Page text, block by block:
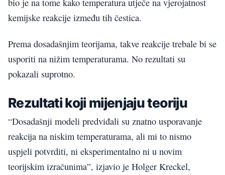
kemijske reakcije između tih čestica.
Prema dosadašnjim teorijama, takve reakcije trebale bi se
usporiti na nižim temperaturama. No rezultati su
pokazali suprotno.
Rezultati koji mijenjaju teoriju
“Dosadašnji modeli predviđali su znatno usporavanje
reakcija na niskim temperaturama, ali mi to nismo
uspjeli potvrditi, ni eksperimentalno ni u novim
teorijskim izračunima”, izjavio je Holger Kreckel,